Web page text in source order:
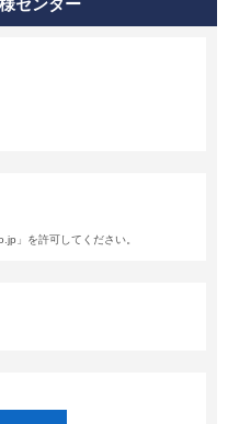
センター
」を許可してください。